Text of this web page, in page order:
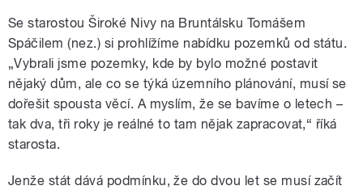
Se starostou Široké Nivy na Bruntálsku Tomášem
Spáčilem (nez.) si prohlížíme nabídku pozemků od státu.
„Vybrali jsme pozemky, kde by bylo možné postavit
nějaký dům, ale co se týká územního plánování, musí se
dořešit spousta věcí. A myslím, že se bavíme o letech –
tak dva, tři roky je reálné to tam nějak zapracovat,“ říká
starosta.
Jenže stát dává podmínku, že do dvou let se musí začít